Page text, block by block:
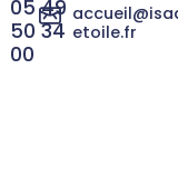
05 49
50 34
00
etoile.fr